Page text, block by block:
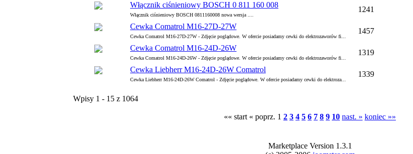
Włącznik ciśnieniowy BOSCH 0 811 160 008
Włącznik ciśnieniowy BOSCH 0811160008 nowa wersja ....
1241
Cewka Comatrol M16-27D-27W
Cewka Comatrol M16-27D-27W - Zdjęcie poglądowe. W ofercie posiadamy cewki do elektrozaworów fi...
1457
Cewka Comatrol M16-24D-26W
Cewka Comatrol M16-24D-26W - Zdjęcie poglądowe. W ofercie posiadamy cewki do elektrozaworów fi...
1319
Cewka Liebherr M16-24D-26W Comatrol
Cewka Liebherr M16-24D-26W Comatrol - Zdjęcie poglądowe. W ofercie posiadamy cewki do elektroza...
1339
Wpisy 1 - 15 z 1064
«« start « poprz. 1 2 3 4 5 6 7 8 9 10 nast. » koniec »»
Marketplace Version 1.3.1